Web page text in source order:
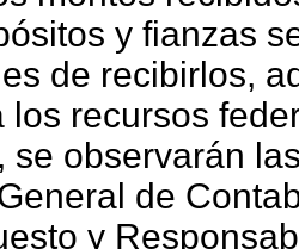
y fianzas
de recibirlos,
los recursos
se observarán
de
y